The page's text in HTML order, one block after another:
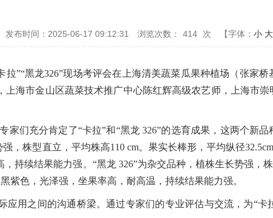
发布时间：2025-06-17 09:12:31 浏览次数： 414 次 【字体： 小 大
”“黑龙326”现场考评会在上海清美蔬菜瓜果种植场（张家
海市金山区蔬菜技术推广中心陈红辉高级农艺师，上海市
家们充分肯定了“卡拉”和“黑龙 326”的选育成果，这两个新
，株型直立，平均株高110 cm。果实长棒形，平均纵径
持续结果能力强。 “黑龙 326”为杂交品种，植株生长势强，
紫色，光泽强，坐果率高，耐高温，持续结果能力强。
用之间的沟通桥梁。通过专家们的专业评估与交流，为“卡